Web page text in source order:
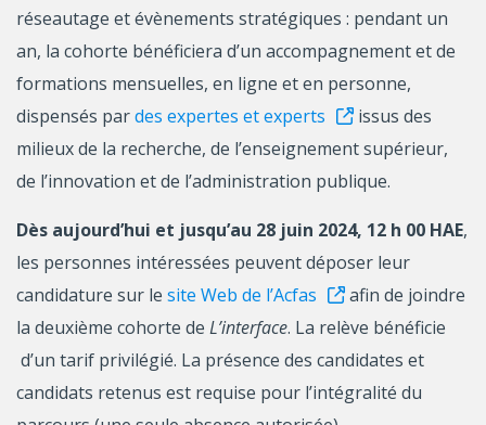
réseautage et évènements stratégiques : pendant un
an, la cohorte bénéficiera d’un accompagnement et de
formations mensuelles, en ligne et en personne,
dispensés pardes expertes et experts
issus des
milieux de la recherche, de l’enseignement supérieur,
de l’innovation et de l’administration publique.
Dès aujourd’hui et jusqu’au 28 juin 2024, 12 h 00 HAE,
les personnes intéressées peuvent déposer leur
candidature sur le site Web de l’Acfas
afin de joindre
la deuxième cohorte de L’interface. La relève bénéficie
d’un tarif privilégié. La présence des candidates et
candidats retenus est requise pour l’intégralité du